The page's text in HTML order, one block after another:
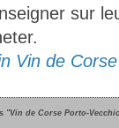
sur
Vin de
"Vin de Corse Porto-